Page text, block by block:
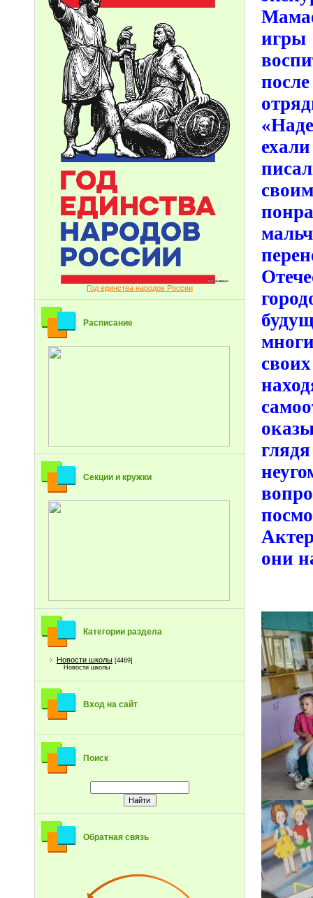
Год единства народов России
Расписание
Секции и кружки
Категории раздела
Новости школы [4469]
Новости школы
Вход на сайт
Поиск
Обратная связь
они